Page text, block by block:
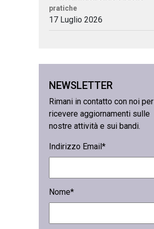
pratiche
17 Luglio 2026
NEWSLETTER
Rimani in contatto con noi per
ricevere aggiornamenti sulle
nostre attività e sui bandi.
Indirizzo Email*
Nome*